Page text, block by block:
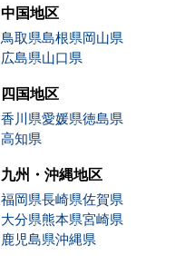
【形状別】満足
度
中国地区
鳥取県島根県岡山県
広島県山口県
四国地区
香川県愛媛県徳島県
高知県
九州・沖縄地区
福岡県長崎県佐賀県
大分県熊本県宮崎県
鹿児島県沖縄県